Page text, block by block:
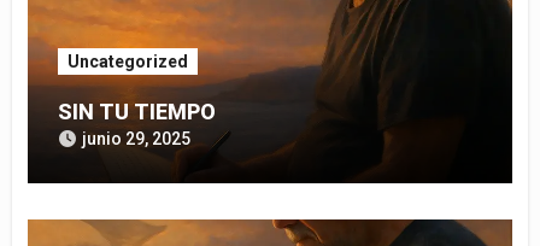
Uncategorized
SIN TU TIEMPO
junio 29, 2025